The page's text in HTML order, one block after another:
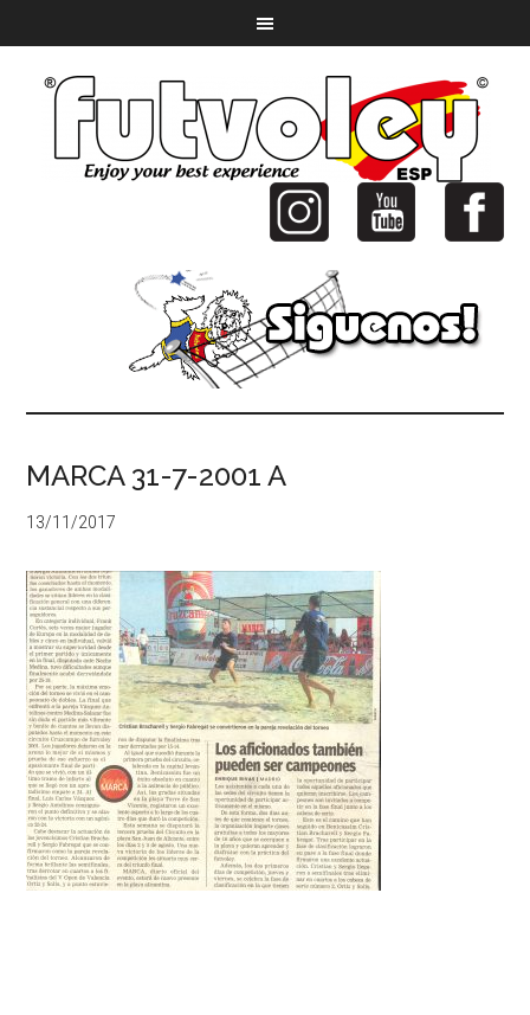
MARCA 31-7-2001 A
13/11/2017